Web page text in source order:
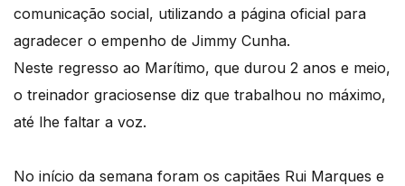
comunicação social, utilizando a página oficial para
agradecer o empenho de Jimmy Cunha.
Neste regresso ao Marítimo, que durou 2 anos e meio,
o treinador graciosense diz que trabalhou no máximo,
até lhe faltar a voz.
No início da semana foram os capitães Rui Marques e